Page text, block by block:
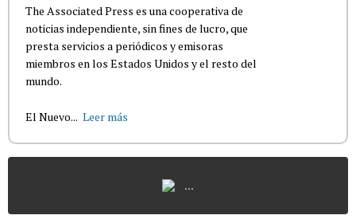
The Associated Press es una cooperativa de
noticias independiente, sin fines de lucro, que
presta servicios a periódicos y emisoras
miembros en los Estados Unidos y el resto del
mundo.
El Nuevo... Leer más
...